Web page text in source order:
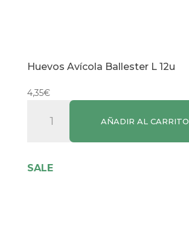
Huevos Avícola Ballester L 12u
4,35€
Avícola
Ballester
12u
AÑADIR AL CARRITO
SALE